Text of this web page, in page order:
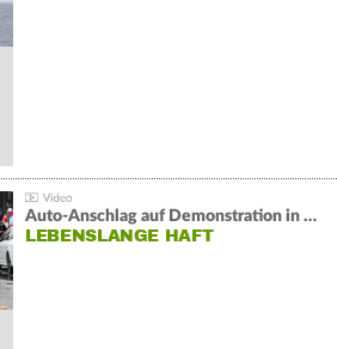
Auto-Anschlag auf Demonstration in München:
LEBENSLANGE HAFT